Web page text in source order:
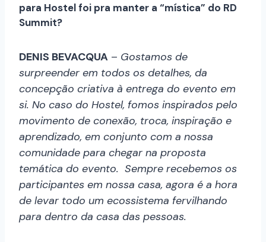
para Hostel foi pra manter a “mística” do RD
Summit?
DENIS BEVACQUA – Gostamos de
surpreender em todos os detalhes, da
concepção criativa à entrega do evento em
si. No caso do Hostel, fomos inspirados pelo
movimento de conexão, troca, inspiração e
aprendizado, em conjunto com a nossa
comunidade para chegar na proposta
temática do evento. Sempre recebemos os
participantes em nossa casa, agora é a hora
de levar todo um ecossistema fervilhando
para dentro da casa das pessoas.